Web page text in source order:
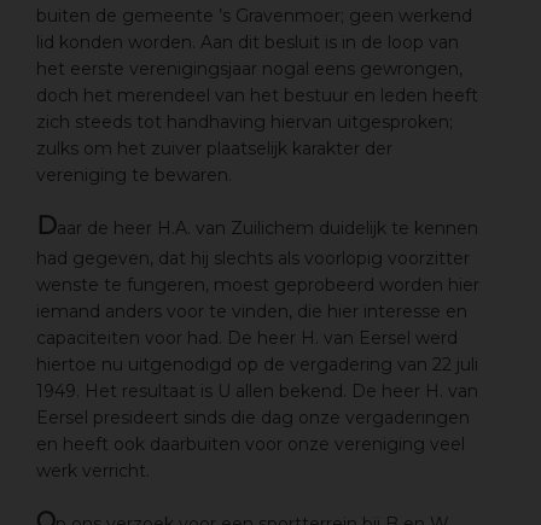
buiten de gemeente ’s Gravenmoer; geen werkend
lid konden worden. Aan dit besluit is in de loop van
het eerste verenigingsjaar nogal eens gewrongen,
doch het merendeel van het bestuur en leden heeft
zich steeds tot handhaving hiervan uitgesproken;
zulks om het zuiver plaatselijk karakter der
vereniging te bewaren.
Daar de heer H.A. van Zuilichem duidelijk te kennen
had gegeven, dat hij slechts als voorlopig voorzitter
wenste te fungeren, moest geprobeerd worden hier
iemand anders voor te vinden, die hier interesse en
capaciteiten voor had. De heer H. van Eersel werd
hiertoe nu uitgenodigd op de vergadering van 22 juli
1949. Het resultaat is U allen bekend. De heer H. van
Eersel presideert sinds die dag onze vergaderingen
en heeft ook daarbuiten voor onze vereniging veel
werk verricht.